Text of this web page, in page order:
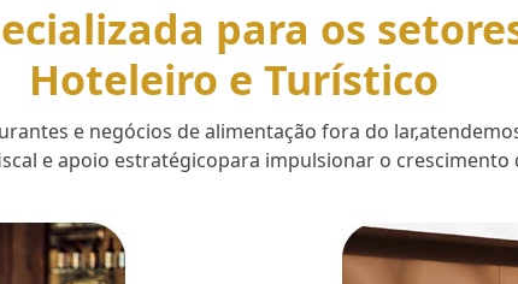
para os
Hoteleiro e Turístico
e negócios de alimentação fora do
e apoio estratégicopara impulsionar o crescimento